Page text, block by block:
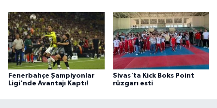
Fenerbahçe Şampiyonlar
Ligi'nde Avantajı Kaptı!
Sivas'ta Kick Boks Point
rüzgarı esti